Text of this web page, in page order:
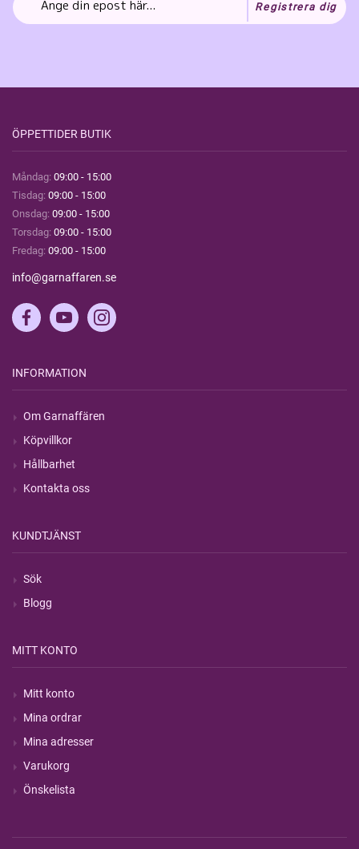
Registrera dig
ÖPPETTIDER BUTIK
Måndag: 09:00 - 15:00
Tisdag: 09:00 - 15:00
Onsdag: 09:00 - 15:00
Torsdag: 09:00 - 15:00
Fredag: 09:00 - 15:00
info@garnaffaren.se
INFORMATION
Om Garnaffären
Köpvillkor
Hållbarhet
Kontakta oss
KUNDTJÄNST
Sök
Blogg
MITT KONTO
Mitt konto
Mina ordrar
Mina adresser
Varukorg
Önskelista